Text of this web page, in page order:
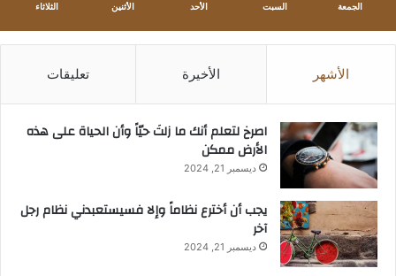
الجمعة السبت الأحد الأثنين الثلاثاء
الأشهر الأخيرة تعليقات
‫اصرخ لتعلم أنك ما زلتَ حيّاً وأن الحياة على هذه
الأرض ممكن
ديسمبر 21, 2024
يجب أن أخترع نظاماً وإلا فسيستعبدني نظام رجل
آخر
ديسمبر 21, 2024